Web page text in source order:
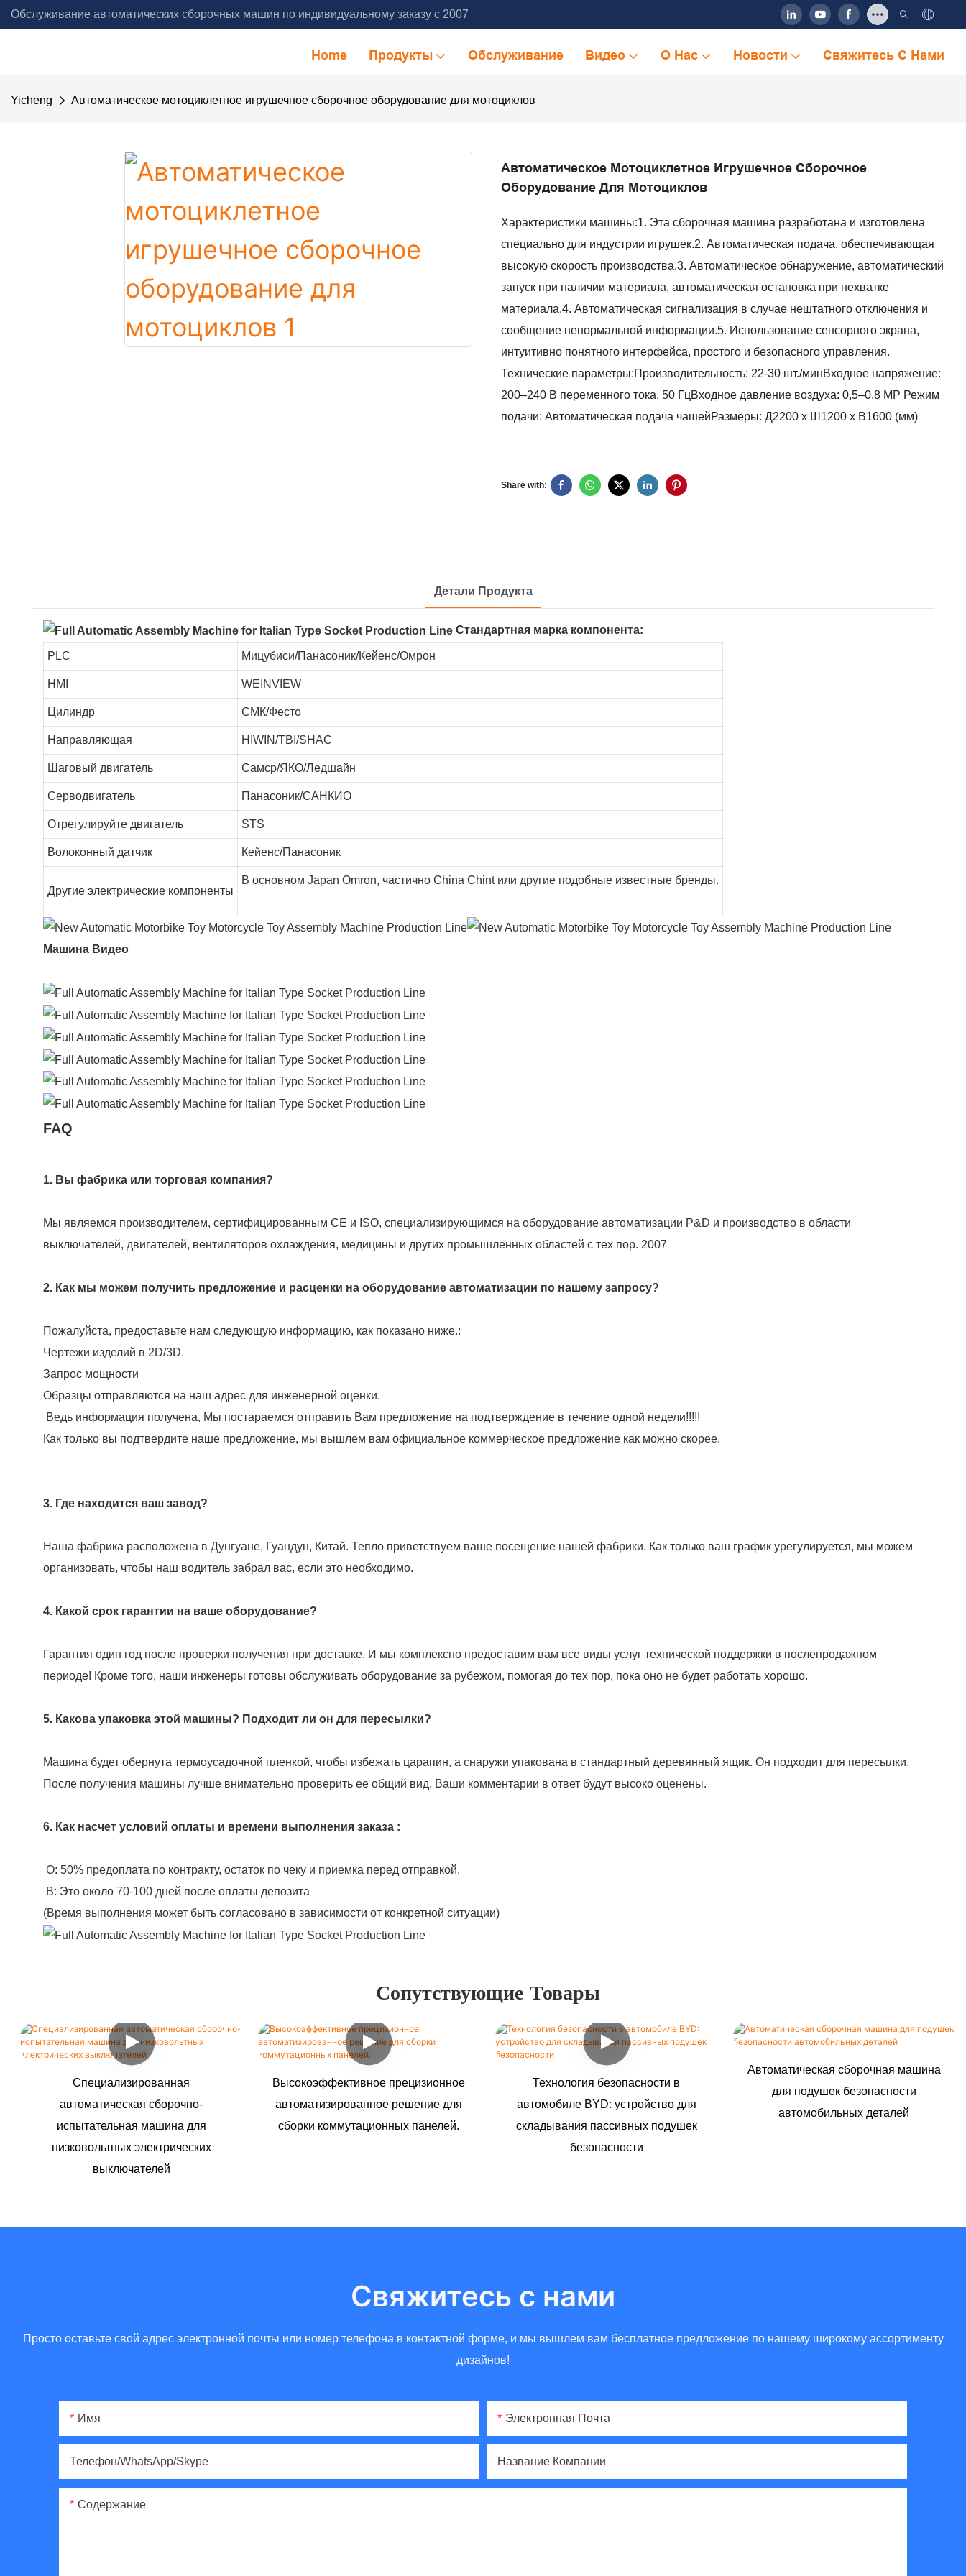
Обслуживание автоматических сборочных машин по индивидуальному заказу с 2007
Home Продукты Обслуживание Видео О Нас Новости Свяжитесь С Нами
Yicheng Автоматическое мотоциклетное игрушечное сборочное оборудование для мотоциклов
Автоматическое Мотоциклетное Игрушечное Сборочное
Оборудование Для Мотоциклов
Характеристики машины:1. Эта сборочная машина разработана и изготовлена ​​
специально для индустрии игрушек.2. Автоматическая подача, обеспечивающая
высокую скорость производства.3. Автоматическое обнаружение, автоматический
запуск при наличии материала, автоматическая остановка при нехватке
материала.4. Автоматическая сигнализация в случае нештатного отключения и
сообщение ненормальной информации.5. Использование сенсорного экрана,
интуитивно понятного интерфейса, простого и безопасного управления.
Технические параметры:Производительность: 22-30 шт./минВходное напряжение:
200–240 В переменного тока, 50 ГцВходное давление воздуха: 0,5–0,8 MP Режим
подачи: Автоматическая подача чашейРазмеры: Д2200 x Ш1200 x В1600 (мм)
Share with:
Детали Продукта
Стандартная марка компонента:
PLC Мицубиси/Панасоник/Кейенс/Омрон
HMI WEINVIEW
Цилиндр СМК/Фесто
Направляющая HIWIN/TBI/SHAC
Шаговый двигатель Самср/ЯКО/Ледшайн
Серводвигатель Панасоник/САНКИО
Отрегулируйте двигатель STS
Волоконный датчик Кейенс/Панасоник
Другие электрические компоненты
В основном Japan Omron, частично China Chint или другие подобные известные бренды.
Машина Видео
FAQ
1. Вы фабрика или торговая компания?
Мы являемся производителем, сертифицированным CE и ISO, специализирующимся на оборудование автоматизации Р&D и производство в области
выключателей, двигателей, вентиляторов охлаждения, медицины и других промышленных областей с тех пор. 2007
2. Как мы можем получить предложение и расценки на оборудование автоматизации по нашему запросу?
Пожалуйста, предоставьте нам следующую информацию, как показано ниже.:
Чертежи изделий в 2D/3D.
Запрос мощности
Образцы отправляются на наш адрес для инженерной оценки.
Ведь информация получена, Мы постараемся отправить Вам предложение на подтверждение в течение одной недели!!!!!
Как только вы подтвердите наше предложение, мы вышлем вам официальное коммерческое предложение как можно скорее.
3. Где находится ваш завод?
Наша фабрика расположена в Дунгуане, Гуандун, Китай. Тепло приветствуем ваше посещение нашей фабрики. Как только ваш график урегулируется, мы можем
организовать, чтобы наш водитель забрал вас, если это необходимо.
4. Какой срок гарантии на ваше оборудование?
Гарантия один год после проверки получения при доставке. И мы комплексно предоставим вам все виды услуг технической поддержки в послепродажном
периоде! Кроме того, наши инженеры готовы обслуживать оборудование за рубежом, помогая до тех пор, пока оно не будет работать хорошо.
5. Какова упаковка этой машины? Подходит ли он для пересылки?
Машина будет обернута термоусадочной пленкой, чтобы избежать царапин, а снаружи упакована в стандартный деревянный ящик. Он подходит для пересылки.
После получения машины лучше внимательно проверить ее общий вид. Ваши комментарии в ответ будут высоко оценены.
6. Как насчет условий оплаты и времени выполнения заказа :
О: 50% предоплата по контракту, остаток по чеку и приемка перед отправкой.
B: Это около 70-100 дней после оплаты депозита
(Время выполнения может быть согласовано в зависимости от конкретной ситуации)
Сопутствующие Товары
Специализированная
автоматическая сборочно-
испытательная машина для
низковольтных электрических
выключателей
Высокоэффективное прецизионное
автоматизированное решение для
сборки коммутационных панелей.
Технология безопасности в
автомобиле BYD: устройство для
складывания пассивных подушек
безопасности
Автоматическая сборочная машина
для подушек безопасности
автомобильных деталей
Свяжитесь с нами
Просто оставьте свой адрес электронной почты или номер телефона в контактной форме, и мы вышлем вам бесплатное предложение по нашему широкому ассортименту
дизайнов!
Имя Электронная Почта
Телефон/WhatsApp/Skype Название Компании
Содержание